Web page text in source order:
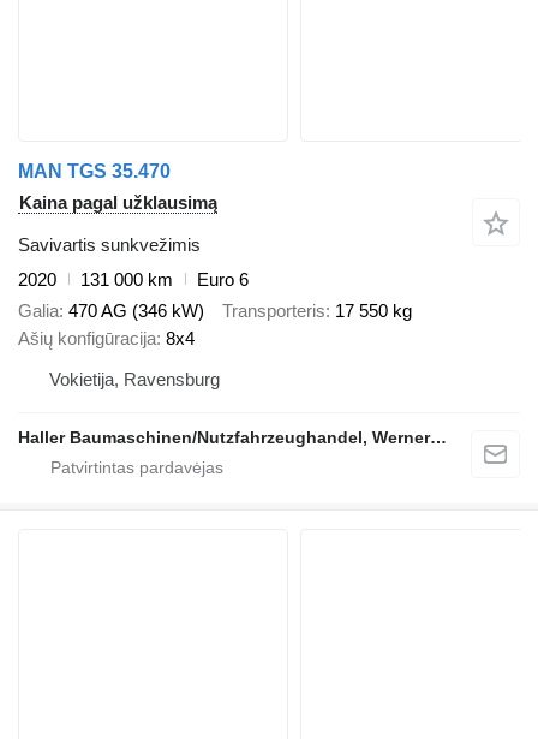
MAN TGS 35.470
Kaina pagal užklausimą
Savivartis sunkvežimis
2020
131 000 km
Euro 6
Galia 470 AG (346 kW) Transporteris 17 550 kg
Ašių konfigūracija 8x4
Vokietija, Ravensburg
Haller Baumaschinen/Nutzfahrzeughandel, Werner Haller e.K.